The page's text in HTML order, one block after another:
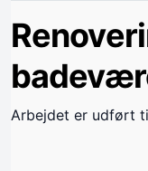
Arbejdet er udført